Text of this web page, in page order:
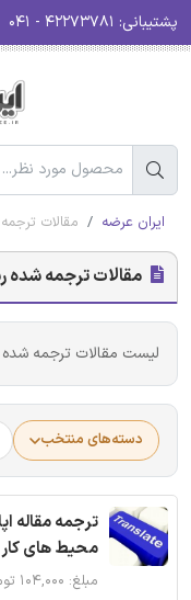
پشتیبانی:
ایران عرضه مقالات
مقالات ترجمه شده
لیست مقالات ترجمه شده
دسته‌های منتخب
ترجمه مقاله
محیط های کار
مبلغ: ۱۰۴,۰۰۰ تومان